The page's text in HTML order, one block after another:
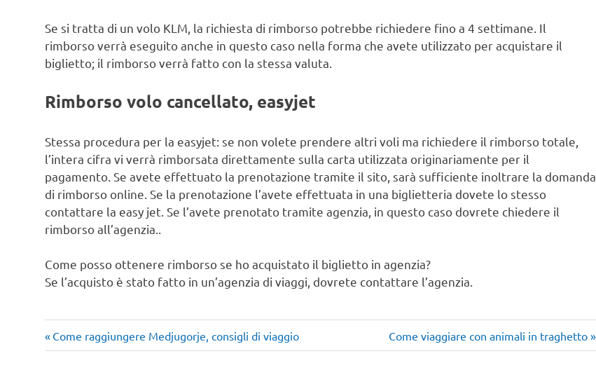
Se si tratta di un volo KLM, la richiesta di rimborso potrebbe richiedere fino a 4 settimane. Il
rimborso verrà eseguito anche in questo caso nella forma che avete utilizzato per acquistare il
biglietto; il rimborso verrà fatto con la stessa valuta.
Rimborso volo cancellato, easyjet
Stessa procedura per la easyjet: se non volete prendere altri voli ma richiedere il rimborso totale,
l’intera cifra vi verrà rimborsata direttamente sulla carta utilizzata originariamente per il
pagamento. Se avete effettuato la prenotazione tramite il sito, sarà sufficiente inoltrare la domanda
di rimborso online. Se la prenotazione l’avete effettuata in una biglietteria dovete lo stesso
contattare la easy jet. Se l’avete prenotato tramite agenzia, in questo caso dovrete chiedere il
rimborso all’agenzia..
Come posso ottenere rimborso se ho acquistato il biglietto in agenzia?
Se l’acquisto è stato fatto in un’agenzia di viaggi, dovrete contattare l’agenzia.
Navigazione
Articolo
precedente:
Come raggiungere Medjugorje, consigli di viaggio
Articolo
successivo:
Come viaggiare con animali in traghetto